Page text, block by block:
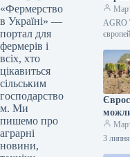
«Фермерство
в Україні» —
портал для
фермерів і
всіх, хто
цікавиться
сільським
господарство
м. Ми
пишемо про
аграрні
новини,
AGRO
в полі
3